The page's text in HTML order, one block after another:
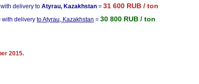
with delivery to Atyrau, Kazakhstan = 31 600 RUB / ton
with delivery to Atyrau, Kazakhstan = 30 800 RUB / ton
2015.